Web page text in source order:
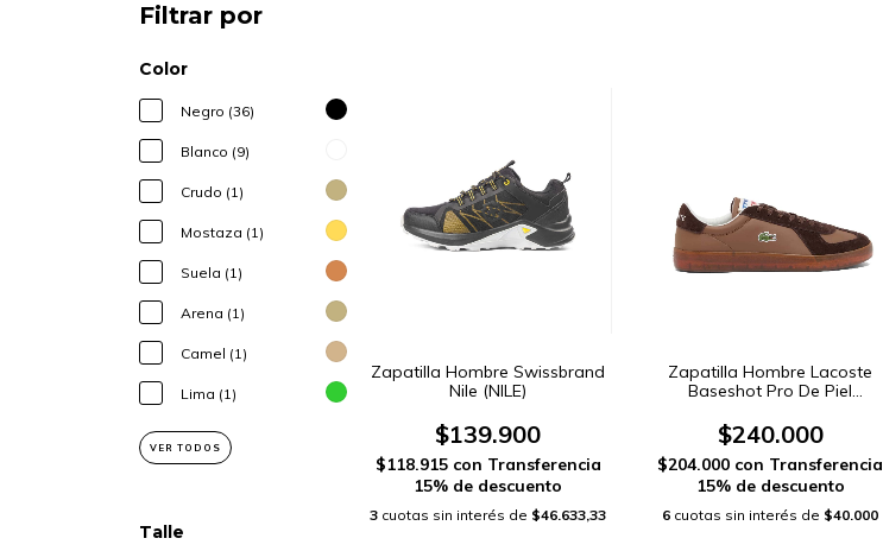
Filtrar por
Color
Negro (36)
Blanco (9)
Crudo (1)
Mostaza (1)
Suela (1)
Arena (1)
Camel (1)
Lima (1)
VER TODOS
Talle
Zapatilla Hombre Swissbrand
Nile (NILE)
$139.900
$118.915 con Transferencia
15% de descuento
3 cuotas sin interés de $46.633,33
Zapatilla Hombre Lacoste
Baseshot Pro De Piel
$240.000
$204.000 con Transferencia
15% de descuento
6 cuotas sin interés de $40.000